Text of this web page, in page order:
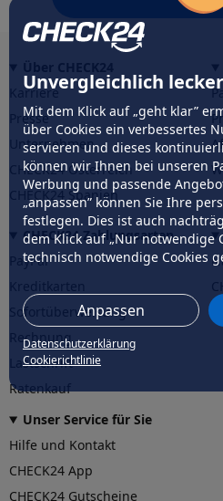
Unvergleichlich lecker
Mit dem Klick auf „geht klar”
über Cookies ein verbessertes
servieren und dieses
können wir Ihnen bei unseren
Werbung und passende
„anpassen” können Sie Ihre
festlegen. Dies ist auch
dem Klick auf „Nur notwendige
technisch notwendige Cookies
Anpassen
Datenschutzerklärung
Cookierichtlinie
Karriere
Presse
Unternehmen
CHECK24 Österreich
CHECK24 Spanien
CHECK24 Zahlungsarten
PayPal
Sofortüberweisung
Rechnung
Lastschrift
Ratenkauf
Unser Service für Sie
Hilfe und Kontakt
CHECK24 App
CHECK24 Gutscheine